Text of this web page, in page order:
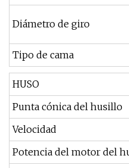
Diámetro de giro
Tipo de cama
HUSO
Punta cónica del husillo
Velocidad
Potencia del motor del